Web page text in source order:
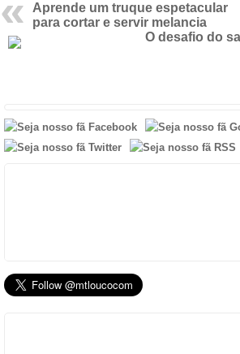
Aprende um truque espetacular
para cortar e servir melancia
O desafio do